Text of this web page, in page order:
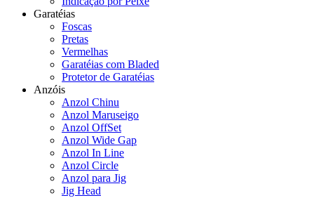
Garatéias
Foscas
Pretas
Vermelhas
Garatéias com Bladed
Protetor de Garatéias
Anzóis
Anzol Chinu
Anzol Maruseigo
Anzol OffSet
Anzol Wide Gap
Anzol In Line
Anzol Circle
Anzol para Jig
Jig Head